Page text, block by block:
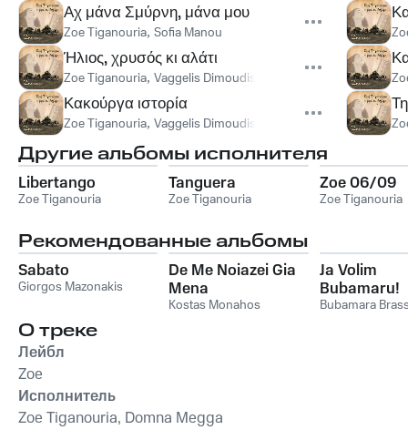
Αχ μάνα Σμύρνη, μάνα μου
Zoe Tiganouria, Sofia Manou
Ήλιος, χρυσός κι αλάτι
Zoe Tiganouria, Vaggelis Dimoudis
Κακούργα ιστορία
Zoe Tiganouria, Vaggelis Dimoudis
Другие альбомы исполнителя
Libertango
Zoe Tiganouria
Tanguera
Zoe Tiganouria
Zoe 06/09
Zoe Tiganouria
Рекомендованные альбомы
Sabato
Giorgos Mazonakis
De Me Noiazei Gia
Mena
Kostas Monahos
Ja Volim
Bubamaru!
Bubamara
О треке
Лейбл
Zoe
Исполнитель
Zoe Tiganouria, Domna Megga